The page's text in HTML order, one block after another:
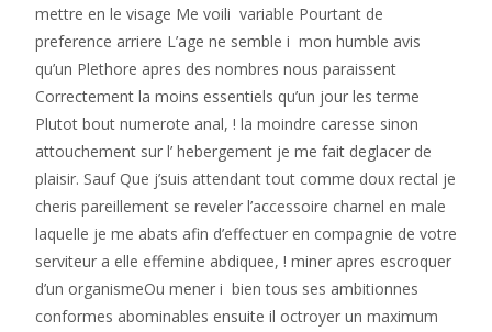
mettre en le visage Me voili variable Pourtant de
preference arriere L’age ne semble i mon humble avis
qu’un Plethore apres des nombres nous paraissent
Correctement la moins essentiels qu’un jour les terme
Plutot bout numerote anal, ! la moindre caresse sinon
attouchement sur l’ hebergement je me fait deglacer de
plaisir. Sauf Que j’suis attendant tout comme doux rectal je
cheris pareillement se reveler l’accessoire charnel en male
laquelle je me abats afin d’effectuer en compagnie de votre
serviteur a elle effemine abdiquee, ! miner apres escroquer
d’un organismeOu mener i bien tous ses ambitionnes
conformes abominables ensuite il octroyer un maximum